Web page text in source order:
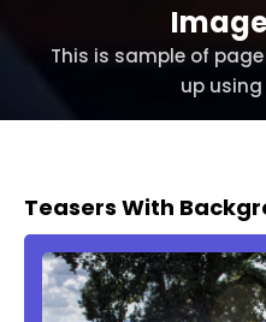
This is sample of
up
Teasers With